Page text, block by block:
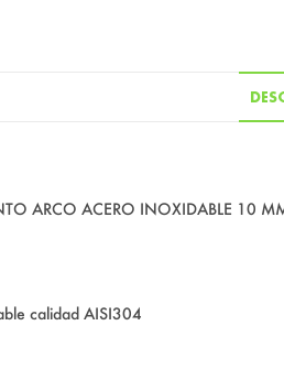
ARCO ACERO INOXIDABLE 10
calidad AISI304